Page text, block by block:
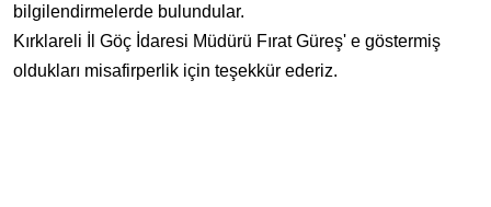
bilgilendirmelerde bulundular.
Kırklareli İl Göç İdaresi Müdürü Fırat Güreş' e göstermiş
oldukları misafirperlik için teşekkür ederiz.